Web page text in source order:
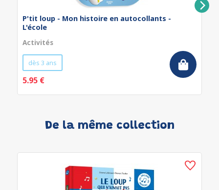
P'tit loup - Mon histoire en autocollants -
L'école
Activités
dès 3 ans
5.95 €
De la même collection